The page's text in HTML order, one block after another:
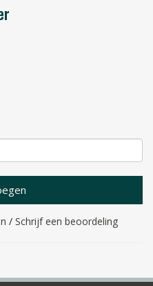
/ Schrijf een beoordeling